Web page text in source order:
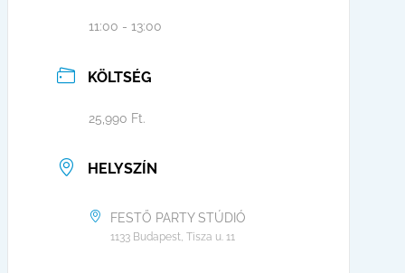
11:00 - 13:00
KÖLTSÉG
25,990 Ft.
HELYSZÍN
FESTŐ PARTY STÚDIÓ
1133 Budapest, Tisza u. 11